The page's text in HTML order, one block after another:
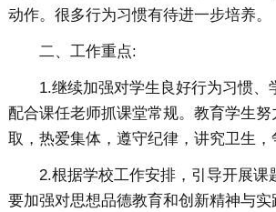
动作。很多行为习惯有待进一步培养。
二、工作重点:
1.继续加强对学生良好行为习惯、
配合课任老师抓课堂常规。教育学生
取，热爱集体，遵守纪律，讲究卫生，
2.根据学校工作安排，引导开展课
要加强对思想品德教育和创新精神与